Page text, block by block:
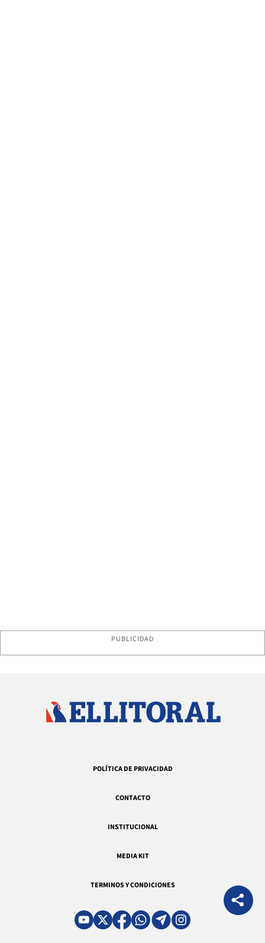
PUBLICIDAD
POLÍTICA DE PRIVACIDAD
CONTACTO
INSTITUCIONAL
MEDIA KIT
TERMINOS Y CONDICIONES